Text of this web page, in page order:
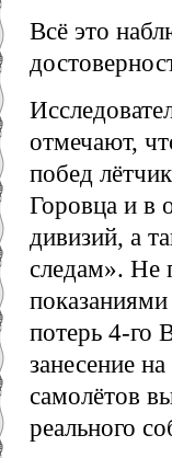
Всё это
отмечают,
побед
Горовца и в
дивизий, а
следам». Не
потерь 4-го
занесение
самолётов
реального